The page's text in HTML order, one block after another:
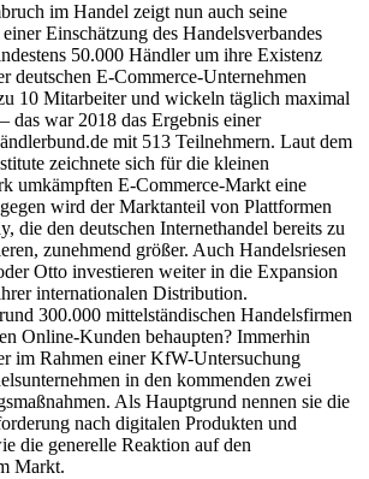
im Handel zeigt nun auch seine
Einschätzung des Handelsverbandes
50.000 Händler um ihre Existenz
deutschen E-Commerce-Unternehmen
10 Mitarbeiter und wickeln täglich maximal
das war 2018 das Ergebnis einer
mit 513 Teilnehmern. Laut dem
zeichnete sich für die kleinen
umkämpften E-Commerce-Markt eine
wird der Marktanteil von Plattformen
die den deutschen Internethandel bereits zu
zunehmend größer. Auch Handelsriesen
Otto investieren weiter in die Expansion
internationalen Distribution.
300.000 mittelständischen Handelsfirmen
Online-Kunden behaupten? Immerhin
im Rahmen einer KfW-Untersuchung
in den kommenden zwei
Als Hauptgrund nennen sie die
nach digitalen Produkten und
die generelle Reaktion auf den
Markt.